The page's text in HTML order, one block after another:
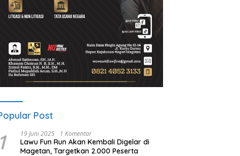
Post
1 19 Juni 2025 1 Komentar
Lawu Fun Run Akan Kembali Digelar di
Magetan, Targetkan 2.000 Peserta